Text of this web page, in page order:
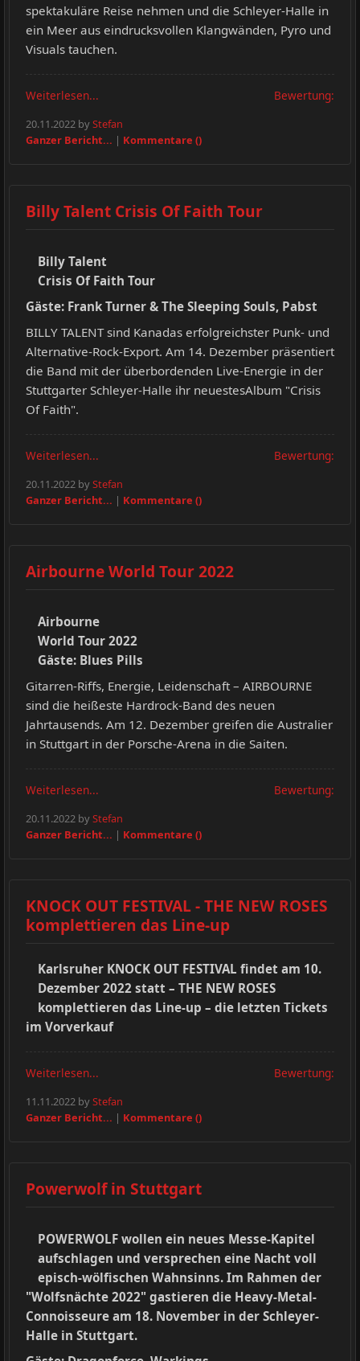
spektakuläre Reise nehmen und die Schleyer-Halle in
ein Meer aus eindrucksvollen Klangwänden, Pyro und
Visuals tauchen.
Weiterlesen... Bewertung:
20.11.2022 byStefan
Ganzer Bericht... | Kommentare ()
Billy Talent Crisis Of Faith Tour
Billy Talent
Crisis Of Faith Tour
Gäste: Frank Turner & The Sleeping Souls, Pabst
BILLY TALENT sind Kanadas erfolgreichster Punk- und
Alternative-Rock-Export. Am 14. Dezember präsentiert
die Band mit der überbordenden Live-Energie in der
Stuttgarter Schleyer-Halle ihr neuestesAlbum "Crisis
Of Faith".
Weiterlesen... Bewertung:
20.11.2022 byStefan
Ganzer Bericht... | Kommentare ()
Airbourne World Tour 2022
Airbourne
World Tour 2022
Gäste: Blues Pills
Gitarren-Riffs, Energie, Leidenschaft – AIRBOURNE
sind die heißeste Hardrock-Band des neuen
Jahrtausends. Am 12. Dezember greifen die Australier
in Stuttgart in der Porsche-Arena in die Saiten.
Weiterlesen... Bewertung:
20.11.2022 byStefan
Ganzer Bericht... | Kommentare ()
KNOCK OUT FESTIVAL - THE NEW ROSES
komplettieren das Line-up
Karlsruher KNOCK OUT FESTIVAL findet am 10.
Dezember 2022 statt – THE NEW ROSES
komplettieren das Line-up – die letzten Tickets
im Vorverkauf
Weiterlesen... Bewertung:
11.11.2022 byStefan
Ganzer Bericht... | Kommentare ()
Powerwolf in Stuttgart
POWERWOLF wollen ein neues Messe-Kapitel
aufschlagen und versprechen eine Nacht voll
episch-wölfischen Wahnsinns. Im Rahmen der
"Wolfsnächte 2022" gastieren die Heavy-Metal-
Connoisseure am 18. November in der Schleyer-
Halle in Stuttgart.